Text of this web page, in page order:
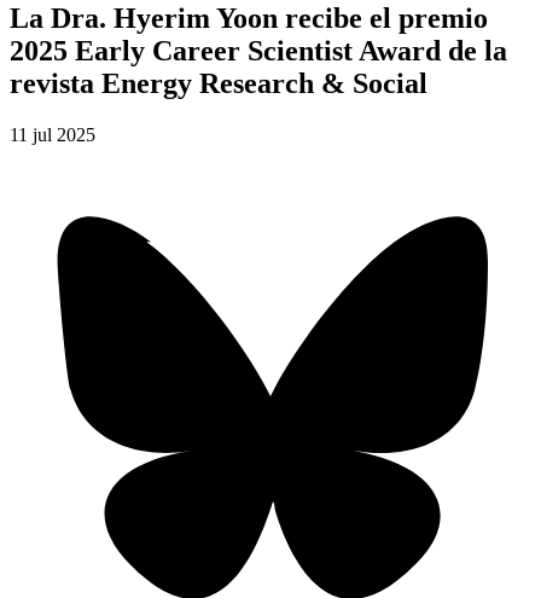
La Dra. Hyerim Yoon recibe el premio
2025 Early Career Scientist Award de la
revista Energy Research & Social
11 jul 2025